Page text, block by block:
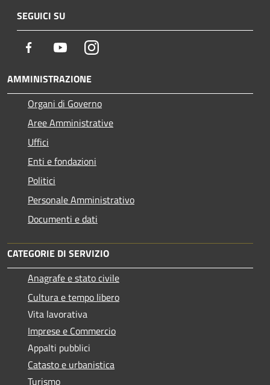
SEGUICI SU
Facebook YoutubeInstagram
AMMINISTRAZIONE
Organi di Governo
Aree Amministrative
Uffici
Enti e fondazioni
Politici
Personale Amministrativo
Documenti e dati
CATEGORIE DI SERVIZIO
Anagrafe e stato civile
Cultura e tempo libero
Vita lavorativa
Imprese e Commercio
Appalti pubblici
Catasto e urbanistica
Turismo